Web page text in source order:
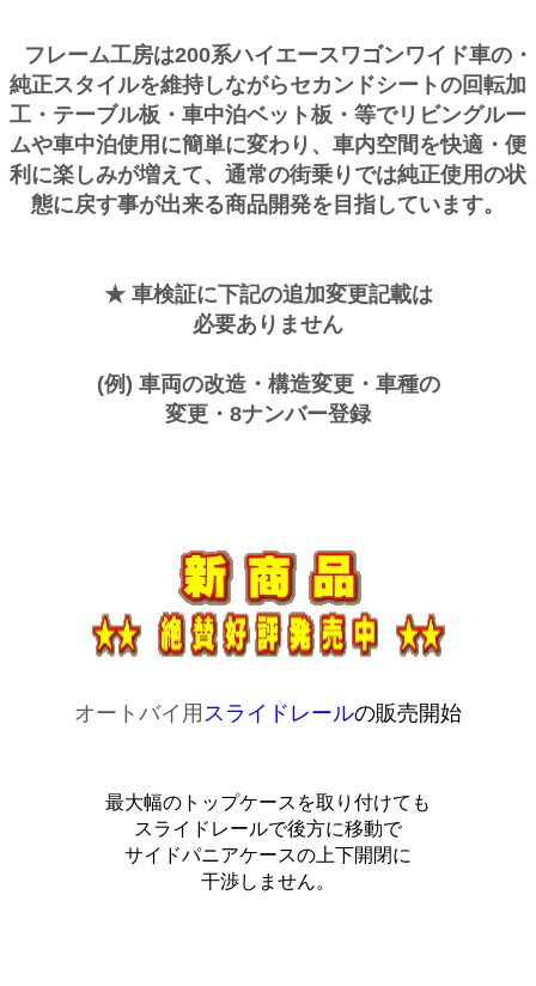
フレーム工房は200系ハイエースワゴンワイド車の・
純正スタイルを維持しながらセカンドシートの回転加
工・テーブル板・車中泊ベット板・等でリビングルー
ムや車中泊使用に簡単に変わり、車内空間を快適・便
利に楽しみが増えて、通常の街乗りでは純正使用の状
態に戻す事が出来る商品開発を目指しています。
★ 車検証に下記の追加変更記載は
必要ありません
(例) 車両の改造・構造変更・車種の
変更・8ナンバー登録
オートバイ用 スライドレールの販売開始
最大幅のトップケースを取り付けても
スライドレールで後方に移動で
サイドパニアケースの上下開閉に
干渉しません。